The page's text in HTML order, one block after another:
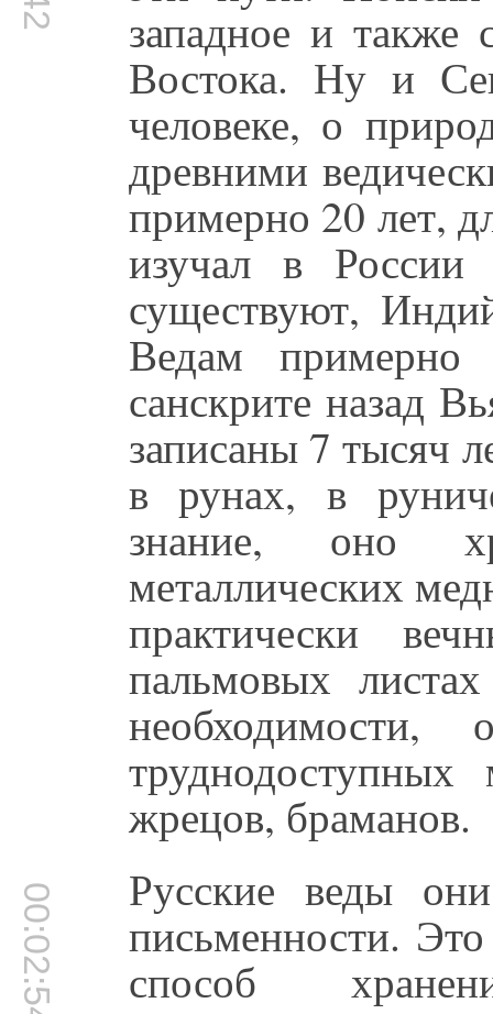
западное и также
Востока. Ну и
человеке, о
древними
примерно 20 лет,
изучал в России
существуют,
Ведам
санскрите назад
записаны 7 тысяч
в рунах, в
знание, оно
металлических
практически
пальмовых
необходимости,
жрецов, браманов.
00:02:54 Русские веды
письменности.
способ